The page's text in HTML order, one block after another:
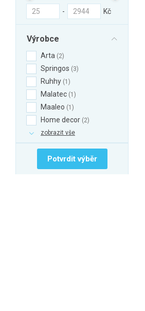
- Kč
Výrobce
Arta 2
Springos 3
Ruhhy 1
Malatec 1
Maaleo 1
Home decor 2
zobrazit vše
Potvrdit výběr